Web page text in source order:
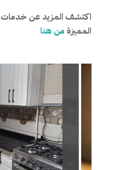
اكتشف المزيد عن خدمات
المميزةمن هنا